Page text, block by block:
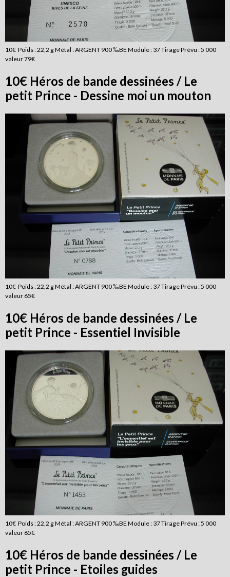
10€ Poids : 22,2 g Métal : ARGENT 900 ‰BE Module : 37 Tirage Prévu : 5 000
valeur 79€
10€ Héros de bande dessinées / Le
petit Prince - Dessine moi un mouton
10€ Poids : 22,2 g Métal : ARGENT 900 ‰BE Module : 37 Tirage Prévu : 5 000
valeur 65€
10€ Héros de bande dessinées / Le
petit Prince - Essentiel Invisible
10€ Poids : 22,2 g Métal : ARGENT 900 ‰BE Module : 37 Tirage Prévu : 5 000
valeur 65€
10€ Héros de bande dessinées / Le
petit Prince - Etoiles guides